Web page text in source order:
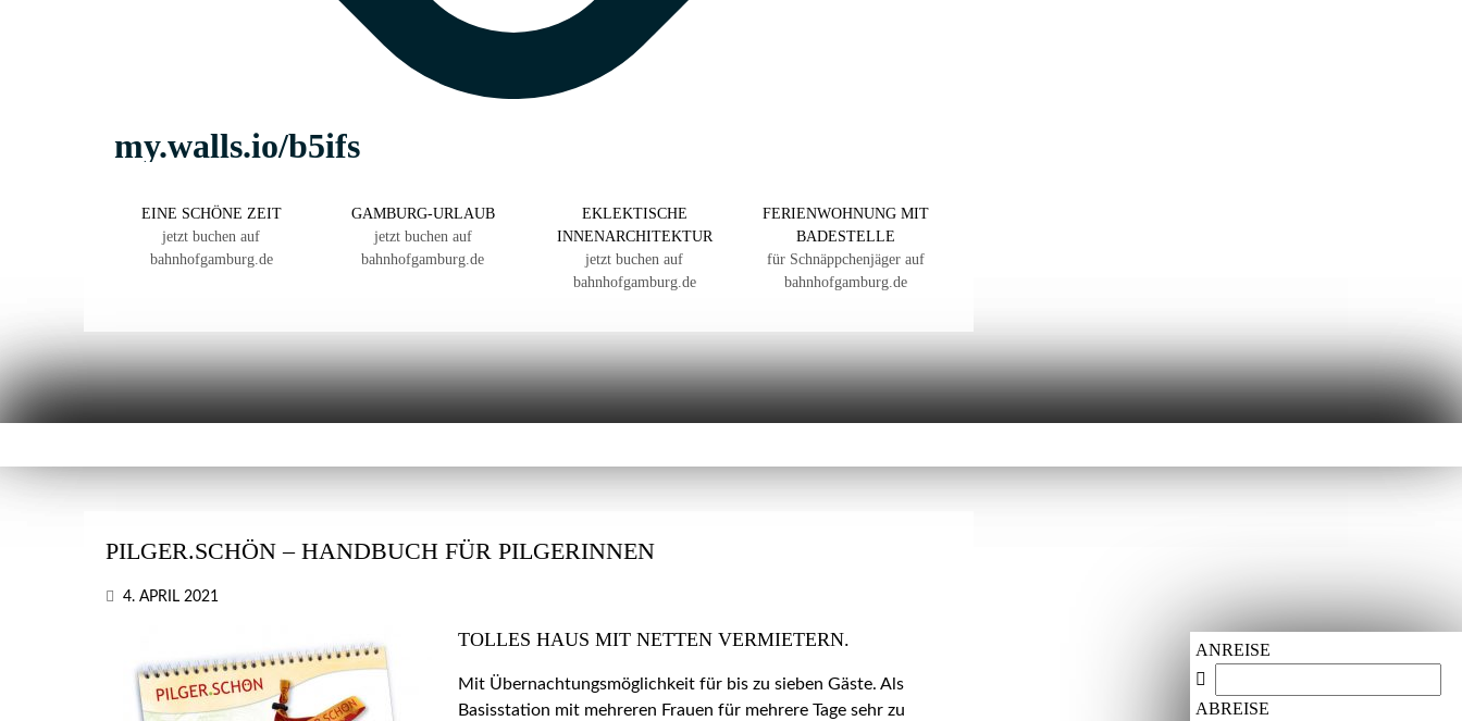
EINE SCHÖNE ZEIT
jetzt buchen auf
bahnhofgamburg.de
GAMBURG-URLAUB
jetzt buchen auf
bahnhofgamburg.de
EKLEKTISCHE
INNENARCHITEKTUR
jetzt buchen auf
bahnhofgamburg.de
FERIENWOHNUNG MIT
BADESTELLE
für Schnäppchenjäger auf
bahnhofgamburg.de
PILGER.SCHÖN – HANDBUCH FÜR PILGERINNEN
4. APRIL 2021
TOLLES HAUS MIT NETTEN VERMIETERN.
Mit Übernachtungsmöglichkeit für bis zu sieben Gäste. Als
Basisstation mit mehreren Frauen für mehrere Tage sehr zu
ANREISE
ABREISE